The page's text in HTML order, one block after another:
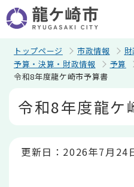
の
ペ
トップページ 市政情報
予算・決算・財政情報
予算
令和8年度龍ケ崎市予算書
令和8年度龍ケ
更新日：2026年7月24